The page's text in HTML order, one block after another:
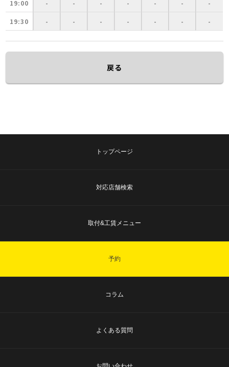
19:00 - - - - - - -
19:30 - - - - - - -
戻る
トップページ
対応店舗検索
取付&工賃メニュー
予約
コラム
よくある質問